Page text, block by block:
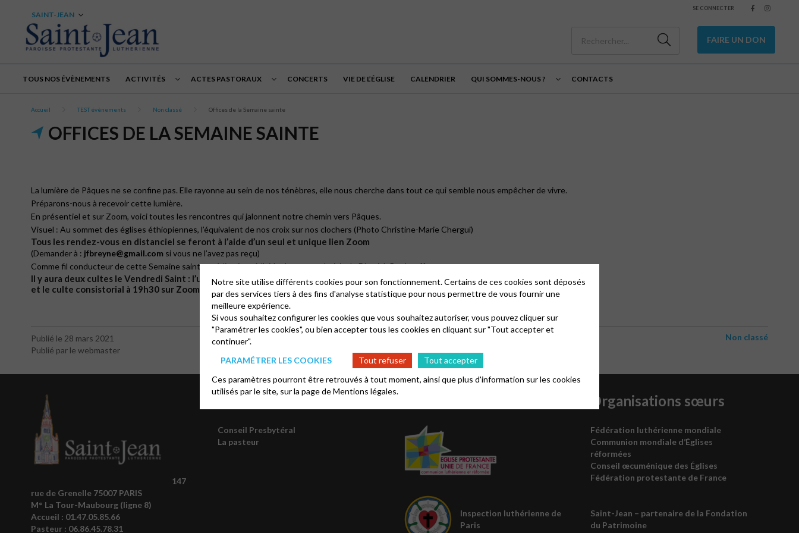
SAINT-JEAN
SE CONNECTER
FAIRE UN DON
TOUS NOS ÉVÈNEMENTS ACTIVITÉS ACTES PASTORAUX CONCERTS VIE DE L’ÉGLISE CALENDRIER QUI SOMMES-NOUS ? CONTACTS
Accueil TEST évènements Non classé Offices de la Semaine sainte
OFFICES DE LA SEMAINE SAINTE
La lumière de Pâques ne se confine pas. Elle rayonne au sein de nos ténèbres, elle nous cherche dans tout ce qui semble nous empêcher de vivre.
Préparons-nous à recevoir cette lumière.
En présentiel et sur Zoom, voici toutes les rencontres qui jalonnent notre chemin vers Pâques.
Visuel : Au sommet des églises éthiopiennes, l’équivalent de nos croix sur nos clochers (Photo Christine-Marie Chergui)
Tous les rendez-vous en distanciel se feront à l’aide d’un seul et unique lien Zoom
(Demander à : jfbreyne@gmail.com si vous ne l’avez pas reçu)
Comme fil conducteur de cette Semaine sainte, méditations à l’aide de textes choisis de Dietrich Bonhoeffer.
Il y aura deux cultes le Vendredi Saint : l’un en présentiel, à l’église Saint-Jean, à 13 heures ;
et le culte consistorial à 19h30 sur Zoom.
Publié le 28 mars 2021
Publié par le webmaster
Non classé
147
rue de Grenelle 75007 PARIS
M° La Tour-Maubourg (ligne 8)
Accueil : 01.47.05.85.66
Pasteur : 06.86.45.78.31
À propos
Conseil Presbytéral
La pasteur
Inspection luthérienne de
Paris
Organisations sœurs
Fédération luthérienne mondiale
Communion mondiale d’Églises
réformées
Conseil œcuménique des Églises
Fédération protestante de France
Saint-Jean – partenaire de la Fondation
du Patrimoine
Notre site utilise différents cookies pour son fonctionnement. Certains de ces cookies sont déposés
par des services tiers à des fins d'analyse statistique pour nous permettre de vous fournir une
meilleure expérience.
Si vous souhaitez configurer les cookies que vous souhaitez autoriser, vous pouvez cliquer sur
"Paramétrer les cookies", ou bien accepter tous les cookies en cliquant sur "Tout accepter et
continuer".
PARAMÉTRER LES COOKIES
Tout refuser
Tout accepter
Ces paramètres pourront être retrouvés à tout moment, ainsi que plus d'information sur les cookies
utilisés par le site, sur la page deMentions légales.